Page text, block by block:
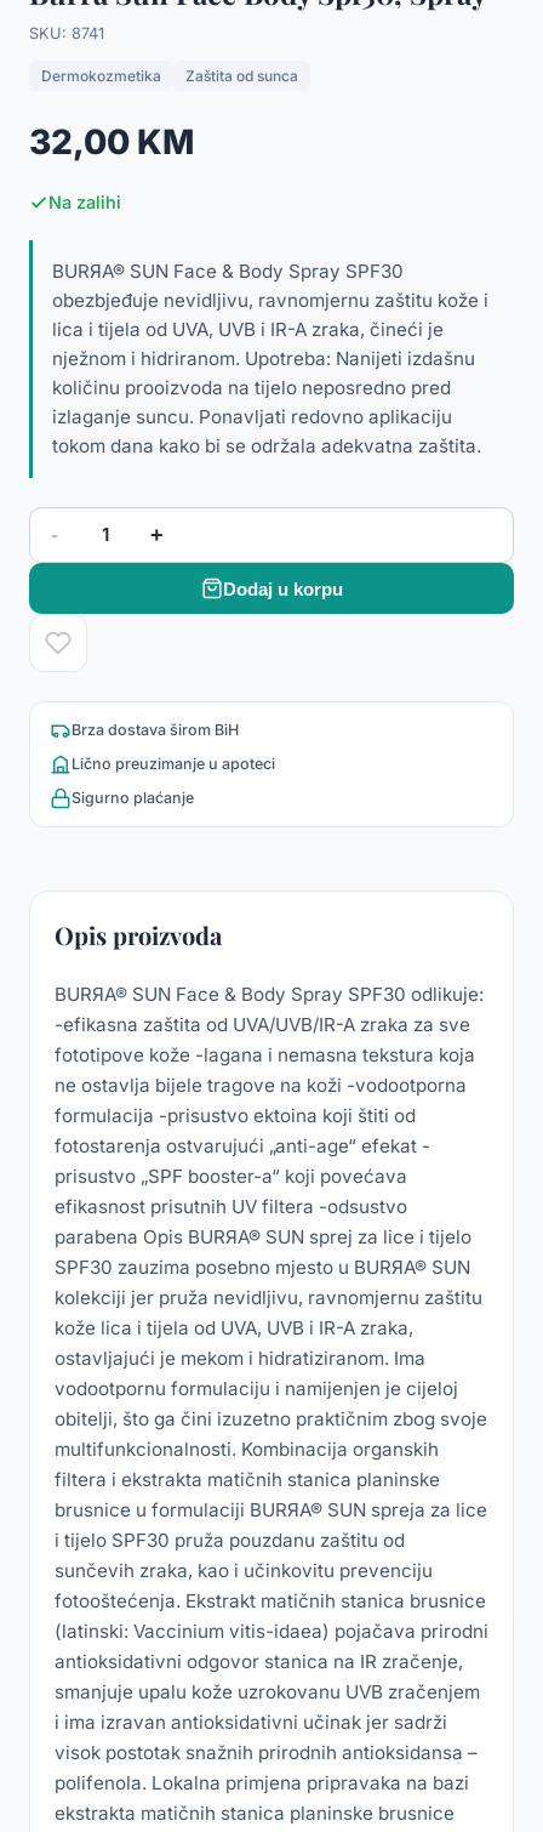
SKU: 8741
Dermokozmetika Zaštita od sunca
32,00 KM
Na zalihi
BURЯA® SUN Face & Body Spray SPF30
obezbjeđuje nevidljivu, ravnomjernu zaštitu kože i
lica i tijela od UVA, UVB i IR-A zraka, čineći je
nježnom i hidriranom. Upotreba: Nanijeti izdašnu
količinu prooizvoda na tijelo neposredno pred
izlaganje suncu. Ponavljati redovno aplikaciju
tokom dana kako bi se održala adekvatna zaštita.
- 1 +
Dodaj u korpu
Brza dostava širom BiH
Lično preuzimanje u apoteci
Sigurno plaćanje
Opis proizvoda
BURЯA® SUN Face & Body Spray SPF30 odlikuje:
-efikasna zaštita od UVA/UVB/IR-A zraka za sve
fototipove kože -lagana i nemasna tekstura koja
ne ostavlja bijele tragove na koži -vodootporna
formulacija -prisustvo ektoina koji štiti od
fotostarenja ostvarujući „anti-age“ efekat -
prisustvo „SPF booster-a“ koji povećava
efikasnost prisutnih UV filtera -odsustvo
parabena Opis BURЯA® SUN sprej za lice i tijelo
SPF30 zauzima posebno mjesto u BURЯA® SUN
kolekciji jer pruža nevidljivu, ravnomjernu zaštitu
kože lica i tijela od UVA, UVB i IR-A zraka,
ostavljajući je mekom i hidratiziranom. Ima
vodootpornu formulaciju i namijenjen je cijeloj
obitelji, što ga čini izuzetno praktičnim zbog svoje
multifunkcionalnosti. Kombinacija organskih
filtera i ekstrakta matičnih stanica planinske
brusnice u formulaciji BURЯA® SUN spreja za lice
i tijelo SPF30 pruža pouzdanu zaštitu od
sunčevih zraka, kao i učinkovitu prevenciju
fotooštećenja. Ekstrakt matičnih stanica brusnice
(latinski: Vaccinium vitis-idaea) pojačava prirodni
antioksidativni odgovor stanica na IR zračenje,
smanjuje upalu kože uzrokovanu UVB zračenjem
i ima izravan antioksidativni učinak jer sadrži
visok postotak snažnih prirodnih antioksidansa –
polifenola. Lokalna primjena pripravaka na bazi
ekstrakta matičnih stanica planinske brusnice